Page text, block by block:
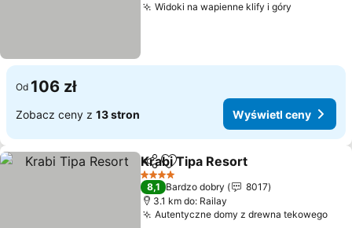
Widoki na wapienne klify i góry
Od 106 zł
Zobacz ceny z 13 stron Wyświetl ceny
Udostępnij
Dodaj do ulubionych
Krabi Tipa Resort
4 Kategoria
8,1 Bardzo dobry
8017
3.1 km do: Railay
Autentyczne domy z drewna tekowego